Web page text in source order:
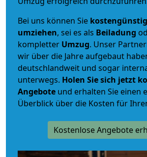
Bei uns können Sie kostengünstig
umziehen, sei es als Beiladung
kompletter Umzug. Unser
wir über die Jahre aufgebaut
deutschlandweit und sogar
unterwegs. Holen Sie sich jetzt
Angebote und erhalten Sie einen
Überblick über die Kosten für
Kostenlose Angebote